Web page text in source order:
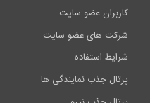
کاربران عضو سایت
شرکت های عضو سایت
شرایط استفاده
پرتال جذب نمایندگی ها